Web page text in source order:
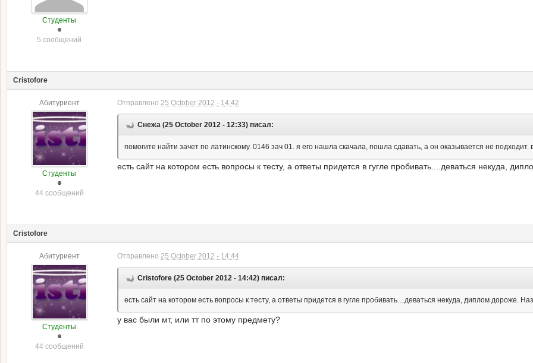
Студенты
5 сообщений
Cristofore
Абитуриент
Студенты
44 сообщений
Отправлено 25 October 2012 - 14:42
Снежа (25 October 2012 - 12:33) писал:
помогите найти зачет по латинскому. 0146 зач 01. я его нашла скачала, пошла сдавать, а он оказывается не
есть сайт на котором есть вопросы к тесту, а ответы придется в гугле пробивать....деваться некуда,
Cristofore
Абитуриент
Студенты
44 сообщений
Отправлено 25 October 2012 - 14:44
Cristofore (25 October 2012 - 14:42) писал:
есть сайт на котором есть вопросы к тесту, а ответы придется в гугле пробивать....деваться некуда, диплом дороже.
у вас были мт, или тт по этому предмету?